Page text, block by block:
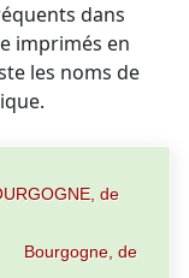
dans
imprimés en
les noms de
de
Bourgogne, de